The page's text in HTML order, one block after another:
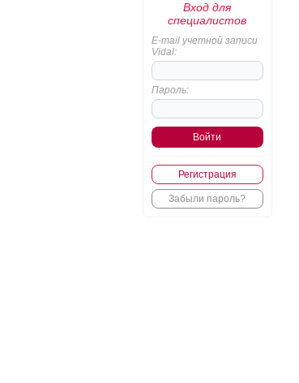
Вход для
специалистов
E-mail учетной записи
Vidal:
Пароль:
Регистрация
Забыли пароль?